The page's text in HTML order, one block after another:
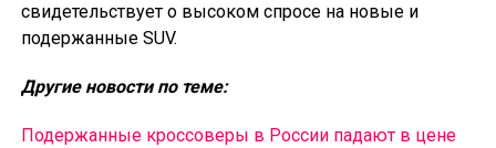
свидетельствует о высоком спросе на новые и
подержанные SUV.
Другие новости по теме:
Подержанные кроссоверы в России падают в цене